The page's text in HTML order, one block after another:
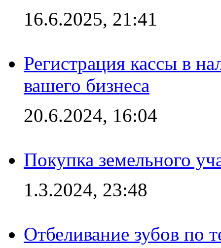
16.6.2025, 21:41
Регистрация кассы в
вашего бизнеса
20.6.2024, 16:04
Покупка земельного
1.3.2024, 23:48
Отбеливание зубов по